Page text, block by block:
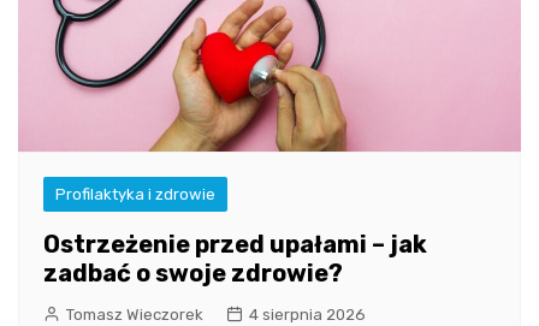
Profilaktyka i zdrowie
Ostrzeżenie przed upałami – jak
zadbać o swoje zdrowie?
Tomasz Wieczorek 4 sierpnia 2026